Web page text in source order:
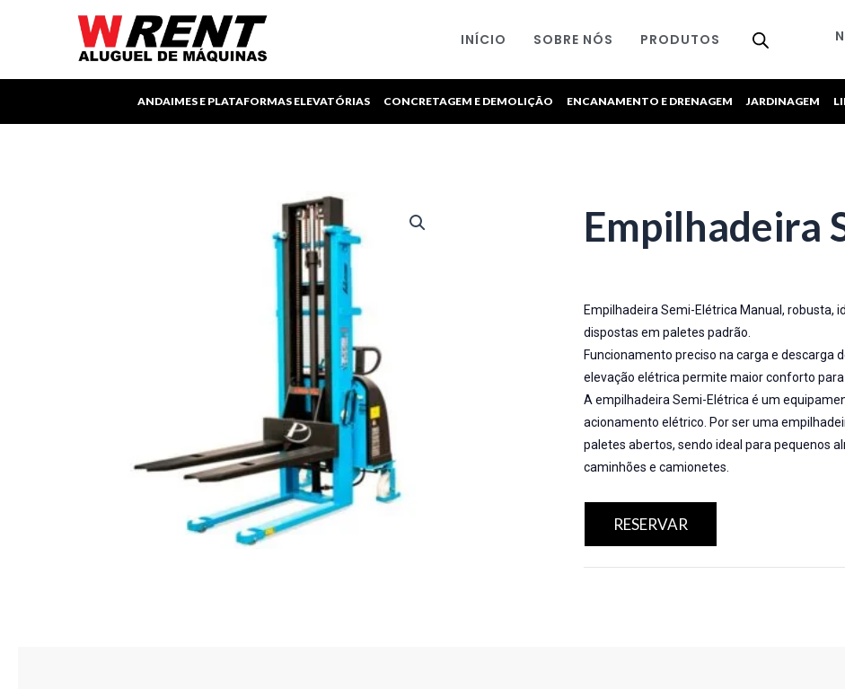
conteúdo
INÍCIO SOBRE NÓS PRODUTOS
ANDAIMES E PLATAFORMAS ELEVATÓRIAS CONCRETAGEM E DEMOLIÇÃO ENCANAMENTO E DRENAGEM JARDINAGEM
Empilhadeira
Empilhadeira Semi-Elétrica Manual, robusta,
dispostas em paletes padrão.
Funcionamento preciso na carga e descarga
elevação elétrica permite maior conforto para
A empilhadeira Semi-Elétrica é um
acionamento elétrico. Por ser uma
paletes abertos, sendo ideal para pequenos
caminhões e camionetes.
RESERVAR